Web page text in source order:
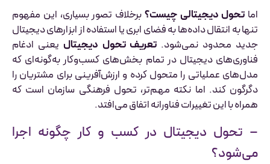
اما تحول دیجیتالی چیست؟برخلاف تصور بسیاری، این مفهوم
تنها به انتقال داده‌ها به فضای ابری یا استفاده از ابزارهای دیجیتال
جدید محدود نمی‌شود. تعریف تحول دیجیتالیعنی ادغام
فناوری‌های دیجیتال در تمام بخش‌های کسب‌وکار به‌گونه‌ای که
مدل‌های عملیاتی را متحول کرده و ارزش‌آفرینی برای مشتریان را
دگرگون کند. اما نکته مهم‌تر، تحول فرهنگی سازمان است که
همراه با این تغییرات فناورانه اتفاق می‌افتد.
– تحول دیجیتال در کسب و کار چگونه اجرا
می‌شود؟